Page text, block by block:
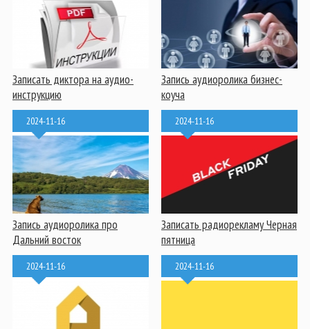
Записать диктора на аудио-
инструкцию
Запись аудиоролика бизнес-
коуча
2024-11-16
Запись аудиоролика про
Дальний восток
2024-11-16
Записать радиорекламу Черная
пятница
2024-11-16 2024-11-16